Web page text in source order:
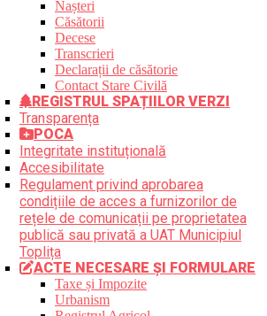
Nașteri
Căsătorii
Decese
Transcrieri
Declarații de căsătorie
Contact Stare Civilă
REGISTRUL SPAȚIILOR VERZI
Transparența
POCA
Integritate instituțională
Accesibilitate
Regulament privind aprobarea
condițiile de acces a furnizorilor de
rețele de comunicații pe proprietatea
publică sau privată a UAT Municipiul
Toplița
ACTE NECESARE ȘI FORMULARE
Taxe și Impozite
Urbanism